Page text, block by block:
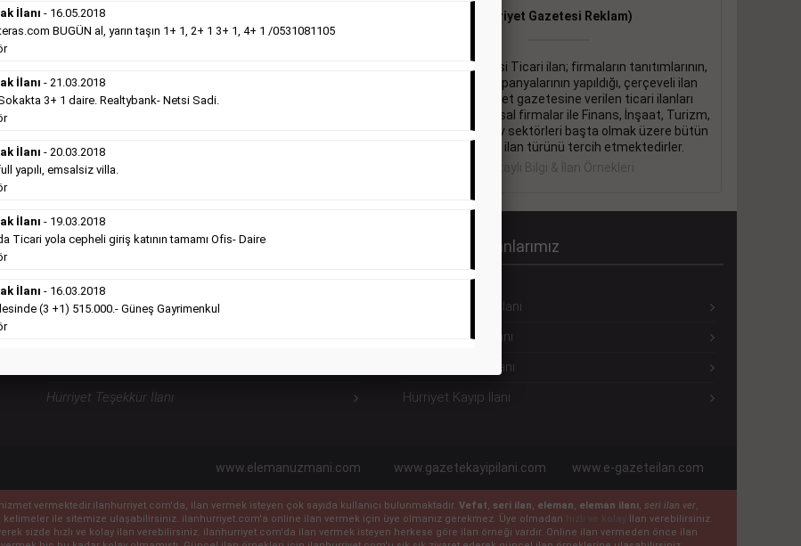
Sosyal İlan
türü altında vefat ilanı anma ilan, başsağlığı ilanı,
teşekkür ilanı vb. ilan türleri toplanmaktadır. Ticari
(Hürriyet Gazetesi Reklam)
Hürriyet gazetesi Ticari ilan; firmaların tanıtımlarının,
duyuru ve kampanyalarının yapıldığı, çerçeveli ilan
çeşididir.Hüriyet gazetesine verilen ticari ilanları
genellikle kurumsal firmalar ile Finans, İnşaat, Turizm,
Eğitim, Otomotiv sektörleri başta olmak üzere bütün
sektörler bu ilan türünü tercih etmektedirler.
Detaylı Bilgi & İlan Örnekleri
Hürriyet Sosyal İlanlarımız
Hürriyet Vefat İlanı
Hürriyet Teşekkür İlanı
Hürriyet Seri İlanlarımız
Hürriyet Eleman İlanı
Hürriyet Emlak İlanı
Hürriyet Vasıta İlanı
Hürriyet Kayıp İlanı
www.elemanuzmani.com www.gazetekayipilani.com www.e-gazeteilan.com
vermektedir.ilanhurriyet.com'da, ilan vermek isteyen çok sayıda kullanıcı bulunmaktadır. Vefat, seri ilan, eleman, eleman ilanı, seri ilan ver,
kelimeler ile sitemize ulaşabilirsiniz. ilanhurriyet.com'a online ilan vermek için üye olmanız gerekmez. Üye olmadan
İlan verebilirsiniz.
sizde hızlı ve kolay ilan verebilirsiniz. ilanhurriyet.com'da ilan vermek isteyen herkese göre ilan örneği vardır. Online ilan vermeden önce ilan
İlanı - 16.05.2018
BUGÜN al, yarın taşın 1+ 1, 2+ 1 3+ 1, 4+ 1 /0531081105
İlanı - 21.03.2018
3+ 1 daire. Realtybank- Netsi Sadi.
İlanı - 20.03.2018
yapılı, emsalsiz villa.
İlanı - 19.03.2018
Ticari yola cepheli giriş katının tamamı Ofis- Daire
İlanı - 16.03.2018
(3 +1) 515.000.- Güneş Gayrimenkul